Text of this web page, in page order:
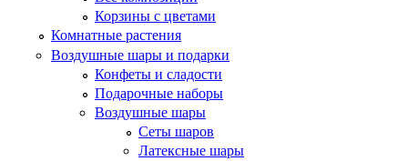
Корзины с цветами
Комнатные растения
Воздушные шары и подарки
Конфеты и сладости
Подарочные наборы
Воздушные шары
Сеты шаров
Латексные шары